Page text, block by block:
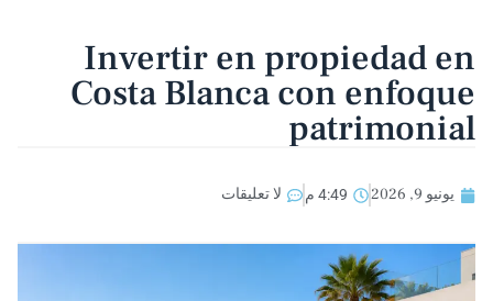
Invertir en propiedad
Costa Blanca con
يونيو 9, 2026 4:49 م لا تعليقات